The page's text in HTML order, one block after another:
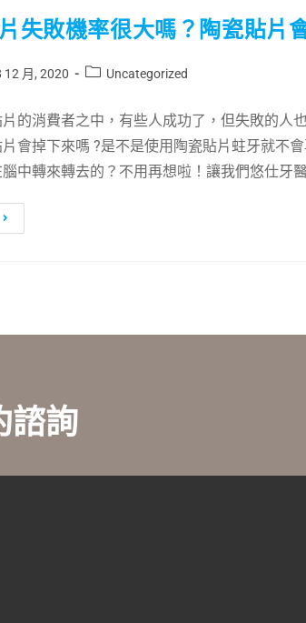
失敗機率很大嗎？陶瓷貼片
12 月, 2020 Uncategorized
的消費者之中，有些人成功了，但失敗的人
會掉下來嗎 ?是不是使用陶瓷貼片蛀牙就不
中轉來轉去的？不用再想啦！讓我們悠仕牙
諮詢